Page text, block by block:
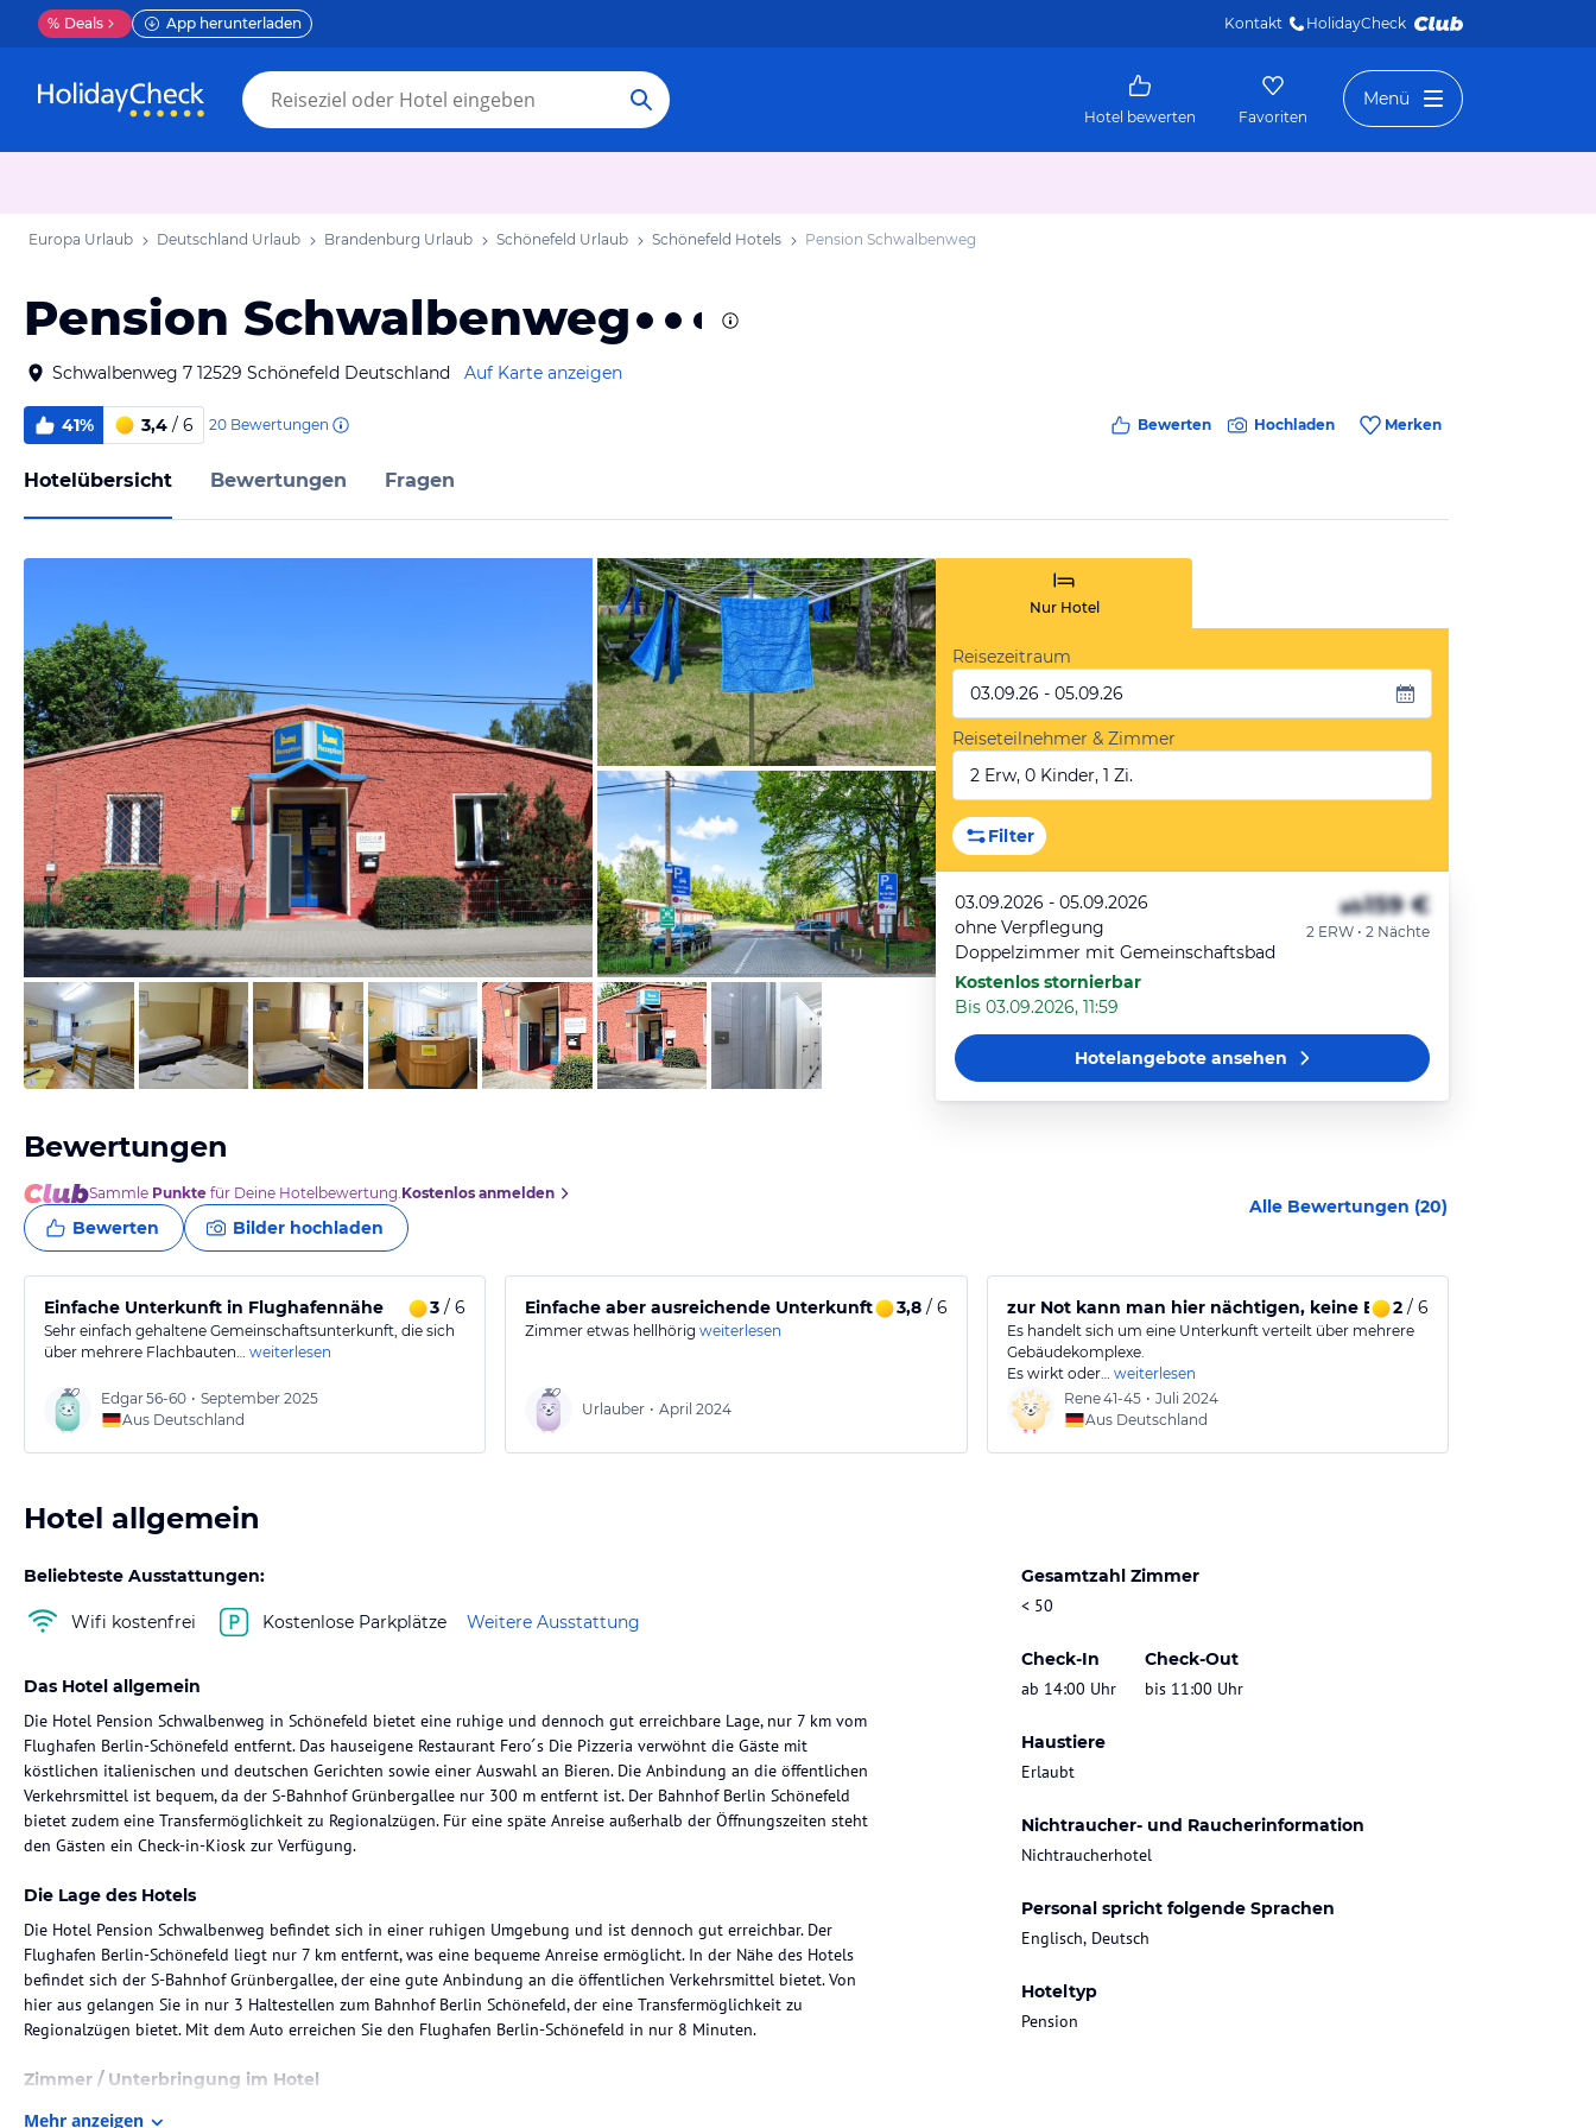
% Deals App herunterladen Kontakt HolidayCheck
Hotel bewerten Favoriten
Menü
Europa Urlaub Deutschland Urlaub Brandenburg Urlaub Schönefeld Urlaub Schönefeld Hotels Pension Schwalbenweg
Pension Schwalbenweg
Schwalbenweg 7 12529 Schönefeld Deutschland Auf Karte anzeigen
41% 3,4 / 6 20 Bewertungen Bewerten Hochladen Merken
Hotelübersicht Bewertungen Fragen
von Expedia
von Expedia
von Expedia
Nur Hotel
Reisezeitraum
03.09.26 - 05.09.26
Reiseteilnehmer & Zimmer
2 Erw, 0 Kinder, 1 Zi.
Filter
03.09.2026 - 05.09.2026
ohne Verpflegung
Doppelzimmer mit Gemeinschaftsbad
Kostenlos stornierbar
Bis 03.09.2026, 11:59
ab159 €
2 ERW • 2 Nächte
Hotelangeboteansehen
Bewertungen
Sammle Punkte für Deine Hotelbewertung.Kostenlos anmelden
Bewerten Bilder hochladen
Alle Bewertungen (20)
Einfache Unterkunft in Flughafennähe 3 / 6
Sehr einfach gehaltene Gemeinschaftsunterkunft, die sich
über mehrere Flachbauten… weiterlesen
Edgar56-60 • September 2025
Aus Deutschland
Einfache aber ausreichende Unterkunft für Übernachtung in Nähe Flughafen
3,8/ 6
Zimmer etwas hellhörig weiterlesen
Urlauber • April 2024
zur Not kann man hier nächtigen, keine Empfehlung
2/ 6
Es handelt sich um eine Unterkunft verteilt über mehrere
Gebäudekomplexe.
Es wirkt oder… weiterlesen
Rene41-45 • Juli 2024
Aus Deutschland
Hotel allgemein
Beliebteste Ausstattungen:
Wifi kostenfrei Kostenlose Parkplätze Weitere Ausstattung
Gesamtzahl Zimmer
< 50
Check-In
ab 14:00 Uhr
Check-Out
bis 11:00 Uhr
Haustiere
Erlaubt
Nichtraucher- und Raucherinformation
Nichtraucherhotel
Personal spricht folgende Sprachen
Englisch, Deutsch
Hoteltyp
Pension
Das Hotel allgemein
Die Hotel Pension Schwalbenweg in Schönefeld bietet eine ruhige und dennoch gut erreichbare Lage, nur 7 km vom
Flughafen Berlin-Schönefeld entfernt. Das hauseigene Restaurant Fero ́s Die Pizzeria verwöhnt die Gäste mit
köstlichen italienischen und deutschen Gerichten sowie einer Auswahl an Bieren. Die Anbindung an die öffentlichen
Verkehrsmittel ist bequem, da der S-Bahnhof Grünbergallee nur 300 m entfernt ist. Der Bahnhof Berlin Schönefeld
bietet zudem eine Transfermöglichkeit zu Regionalzügen. Für eine späte Anreise außerhalb der Öffnungszeiten steht
den Gästen ein Check-in-Kiosk zur Verfügung.
Die Lage des Hotels
Die Hotel Pension Schwalbenweg befindet sich in einer ruhigen Umgebung und ist dennoch gut erreichbar. Der
Flughafen Berlin-Schönefeld liegt nur 7 km entfernt, was eine bequeme Anreise ermöglicht. In der Nähe des Hotels
befindet sich der S-Bahnhof Grünbergallee, der eine gute Anbindung an die öffentlichen Verkehrsmittel bietet. Von
hier aus gelangen Sie in nur 3 Haltestellen zum Bahnhof Berlin Schönefeld, der eine Transfermöglichkeit zu
Regionalzügen bietet. Mit dem Auto erreichen Sie den Flughafen Berlin-Schönefeld in nur 8 Minuten.
Zimmer / Unterbringung im Hotel
Die Hotel Pension Schwalbenweg bietet komfortable Zimmer mit einer modernen Ausstattung. Jedes Zimmer verfügt
Mehr anzeigen